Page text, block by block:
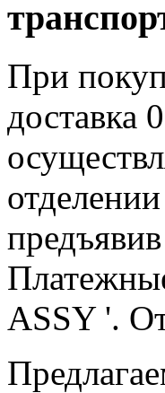
При
доставка
ASSY '.